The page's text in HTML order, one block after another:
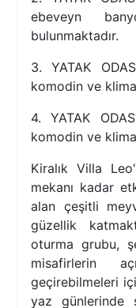
ebeveyn
bulunmaktadır.
3. YATAK
komodin ve
4. YATAK
komodin ve
Kiralık Villa
mekanı kadar
alan çeşitli
güzellik
oturma grubu,
misafirlerin
geçirebilmeleri
yaz günlerinde